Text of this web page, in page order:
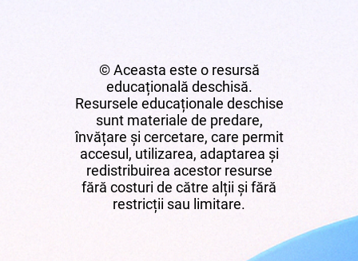
© Aceasta este o resursă
educațională deschisă.
Resursele educaționale deschise
sunt materiale de predare,
învățare și cercetare, care permit
accesul, utilizarea, adaptarea și
redistribuirea acestor resurse
fără costuri de către alții și fără
restricții sau limitare.